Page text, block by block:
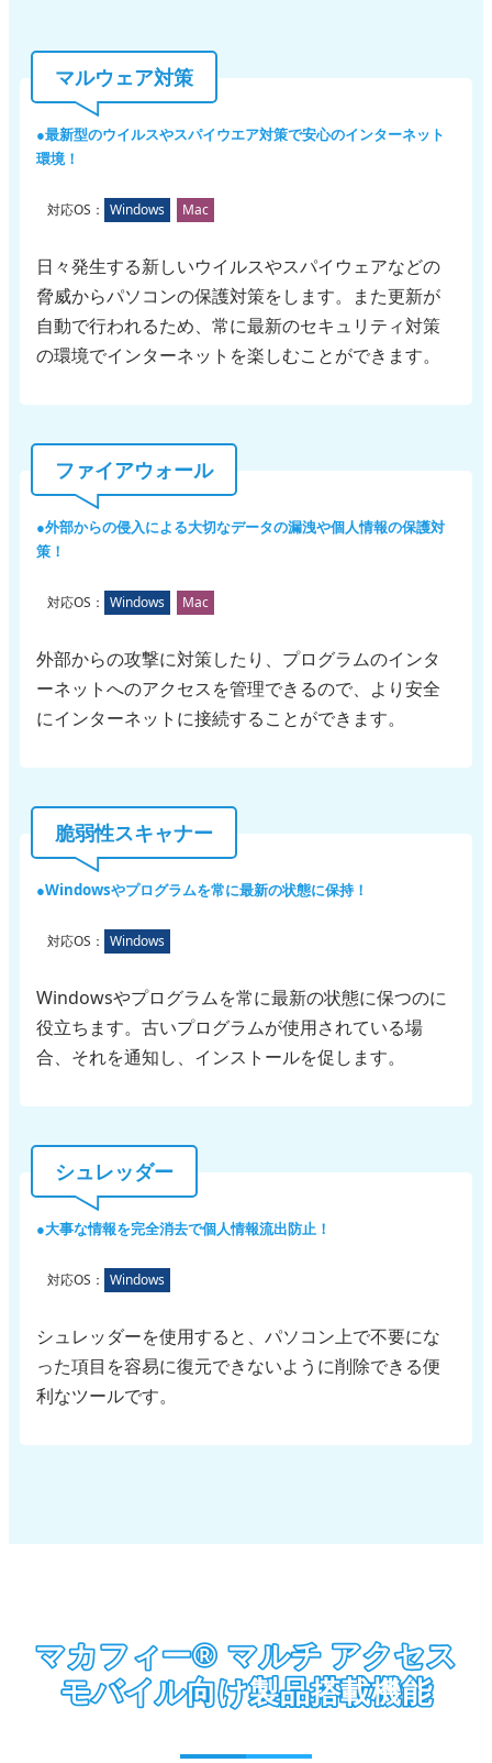
マルウェア対策
最新型のウイルスやスパイウエア対策で安心のインターネット
環境！
対応OS： Windows Mac
日々発生する新しいウイルスやスパイウェアなどの
脅威からパソコンの保護対策をします。また更新が
自動で行われるため、常に最新のセキュリティ対策
の環境でインターネットを楽しむことができます。
ファイアウォール
外部からの侵入による大切なデータの漏洩や個人情報の保護対
策！
対応OS： Windows Mac
外部からの攻撃に対策したり、プログラムのインタ
ーネットへのアクセスを管理できるので、より安全
にインターネットに接続することができます。
脆弱性スキャナー
Windowsやプログラムを常に最新の状態に保持！
対応OS： Windows
Windowsやプログラムを常に最新の状態に保つのに
役立ちます。古いプログラムが使用されている場
合、それを通知し、インストールを促します。
シュレッダー
大事な情報を完全消去で個人情報流出防止！
対応OS： Windows
シュレッダーを使用すると、パソコン上で不要にな
った項目を容易に復元できないように削除できる便
利なツールです。